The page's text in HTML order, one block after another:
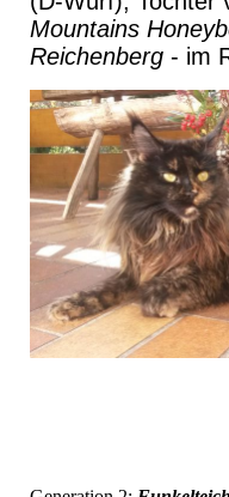
Mountains
Reichenberg - im